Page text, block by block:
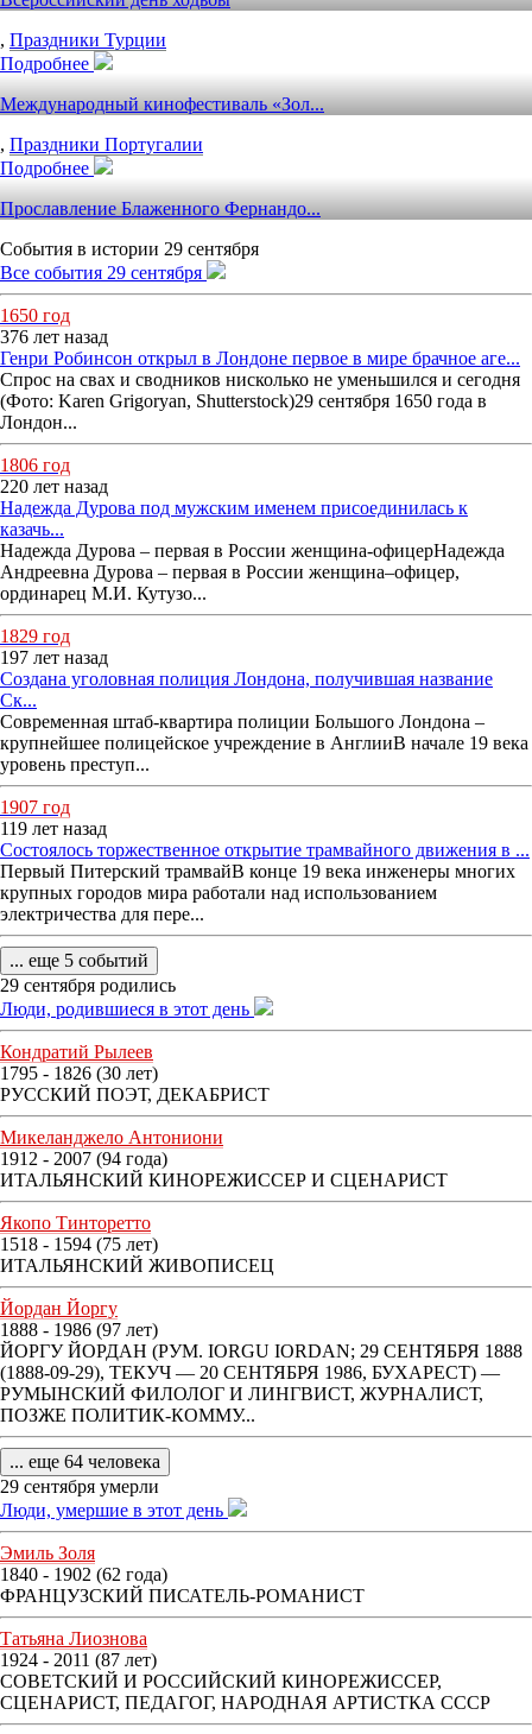
, Праздники Турции
Подробнее
Международный кинофестиваль «Зол...
, Праздники Португалии
Подробнее
Прославление Блаженного Фернандо...
События в истории 29 сентября
Все события 29 сентября
1650 год
376 лет назад
Генри Робинсон открыл в Лондоне первое в мире брачное аге...
Спрос на свах и сводников нисколько не уменьшился и сегодня
(Фото: Karen Grigoryan, Shutterstock)29 сентября 1650 года в
Лондон...
1806 год
220 лет назад
Надежда Дурова под мужским именем присоединилась к
казачь...
Надежда Дурова – первая в России женщина-офицерНадежда
Андреевна Дурова – первая в России женщина–офицер,
ординарец М.И. Кутузо...
1829 год
197 лет назад
Создана уголовная полиция Лондона, получившая название
Ск...
Современная штаб-квартира полиции Большого Лондона –
крупнейшее полицейское учреждение в АнглииВ начале 19 века
уровень преступ...
1907 год
119 лет назад
Состоялось торжественное открытие трамвайного движения в ...
Первый Питерский трамвайВ конце 19 века инженеры многих
крупных городов мира работали над использованием
электричества для пере...
... еще 5 событий
29 сентября родились
Люди, родившиеся в этот день
Кондратий Рылеев
1795 - 1826 (30 лет)
РУССКИЙ ПОЭТ, ДЕКАБРИСТ
Микеланджело Антониони
1912 - 2007 (94 года)
ИТАЛЬЯНСКИЙ КИНОРЕЖИССЕР И СЦЕНАРИСТ
Якопо Тинторетто
1518 - 1594 (75 лет)
ИТАЛЬЯНСКИЙ ЖИВОПИСЕЦ
Йордан Йоргу
1888 - 1986 (97 лет)
ЙОРГУ ЙОРДАН (РУМ. IORGU IORDAN; 29 СЕНТЯБРЯ 1888
(1888-09-29), ТЕКУЧ — 20 СЕНТЯБРЯ 1986, БУХАРЕСТ) —
РУМЫНСКИЙ ФИЛОЛОГ И ЛИНГВИСТ, ЖУРНАЛИСТ,
ПОЗЖЕ ПОЛИТИК-КОММУ...
... еще 64 человека
29 сентября умерли
Люди, умершие в этот день
Эмиль Золя
1840 - 1902 (62 года)
ФРАНЦУЗСКИЙ ПИСАТЕЛЬ-РОМАНИСТ
Татьяна Лиознова
1924 - 2011 (87 лет)
СОВЕТСКИЙ И РОССИЙСКИЙ КИНОРЕЖИССЕР,
СЦЕНАРИСТ, ПЕДАГОГ, НАРОДНАЯ АРТИСТКА СССР